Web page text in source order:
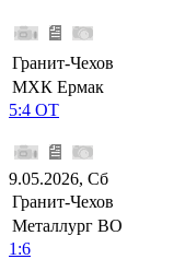
Гранит-Чехов
МХК Ермак
5:4 ОТ
9.05.2026, Сб
Гранит-Чехов
Металлург ВО
1:6